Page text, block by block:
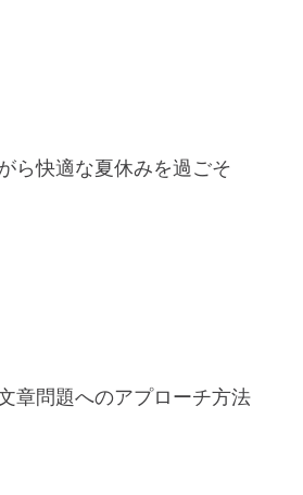
ら快適な夏休みを過ごそ
章問題へのアプローチ方法